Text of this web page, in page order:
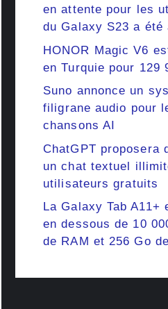
en attente pour les
du Galaxy S23 a été
HONOR Magic V6
en Turquie pour 129
Suno annonce un
filigrane audio pour
chansons AI
ChatGPT proposera
un chat textuel
utilisateurs gratuits
La Galaxy Tab A11+
en dessous de 10
de RAM et 256 Go